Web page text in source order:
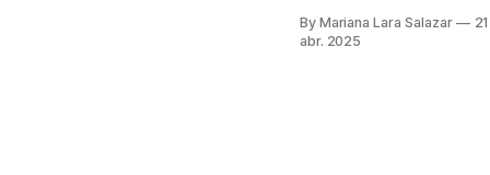
que nombrarlas.
By Mariana Lara Salazar
21
abr. 2025